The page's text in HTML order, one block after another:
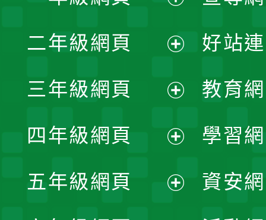
開
選
單
二年級網頁
開
選
單
三年級網頁
開
選
四年級網頁
開
五年級網頁
好站
教育
學習
資安